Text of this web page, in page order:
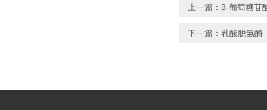
上一篇： β-葡萄糖苷
下一篇： 乳酸脱氢酶